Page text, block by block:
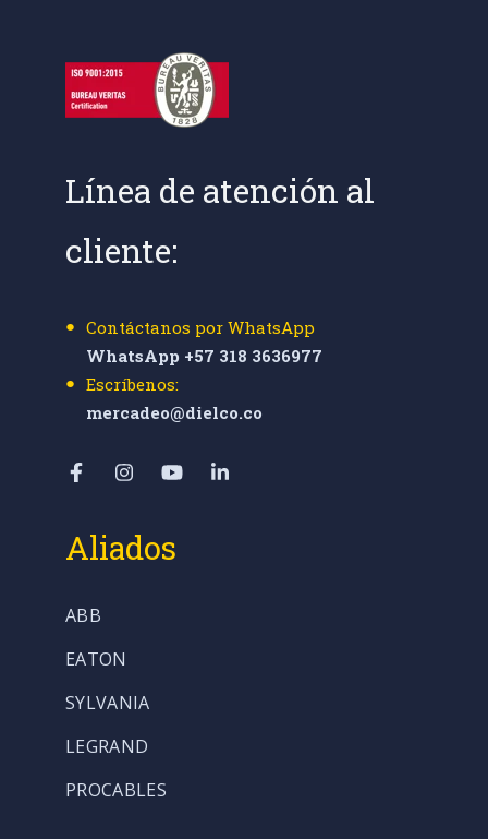
Línea de atención al
cliente:
Contáctanos por WhatsApp
WhatsApp +57 318 3636977
Escríbenos:
mercadeo@dielco.co
Aliados
ABB
EATON
SYLVANIA
LEGRAND
PROCABLES